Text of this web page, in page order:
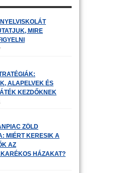
MIRE
ALAPELVEK ÉS
KEZDŐKNEK
ZÖLD
MIÉRT KERESIK A
AZ
HÁZAKAT?